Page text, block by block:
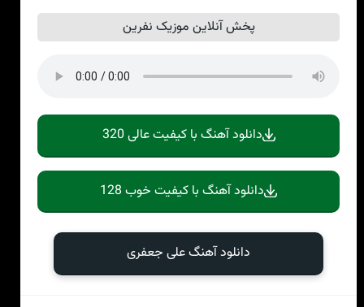
پخش آنلاین موزیک نفرین
دانلود آهنگ با کیفیت عالی 320
دانلود آهنگ با کیفیت خوب 128
دانلود آهنگ علی جعفری